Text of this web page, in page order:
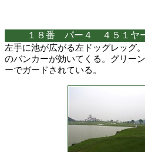
１８番 パー４ ４５１ヤ
左手に池が広がる左ドッグレッグ
のバンカーが効いてくる。グリー
ーでガードされている。